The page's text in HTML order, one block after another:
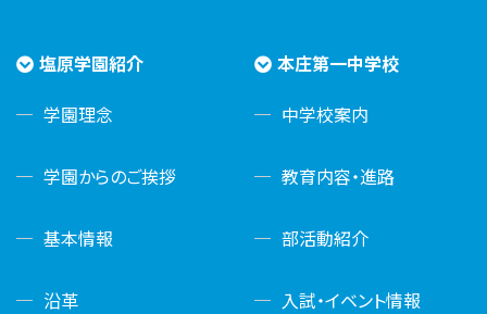
塩原学園紹介
学園理念
学園からのご挨拶
基本情報
沿革
本庄第一中学校
中学校案内
教育内容・進路
部活動紹介
入試・イベント情報